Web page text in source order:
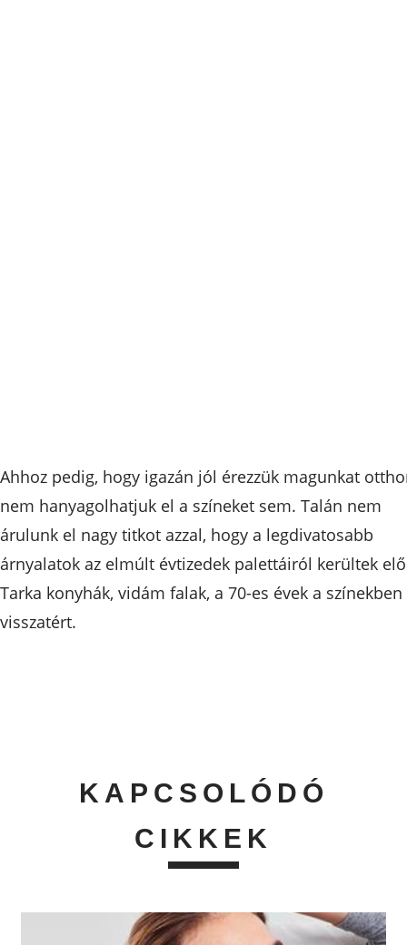
Ahhoz pedig, hogy igazán jól érezzük magunkat
nem hanyagolhatjuk el a színeket sem. Talán nem
árulunk el nagy titkot azzal, hogy a legdivatosabb
árnyalatok az elmúlt évtizedek palettáiról kerültek
Tarka konyhák, vidám falak, a 70-es évek a színekben
visszatért.
KAPCSOLÓDÓ
CIKKEK